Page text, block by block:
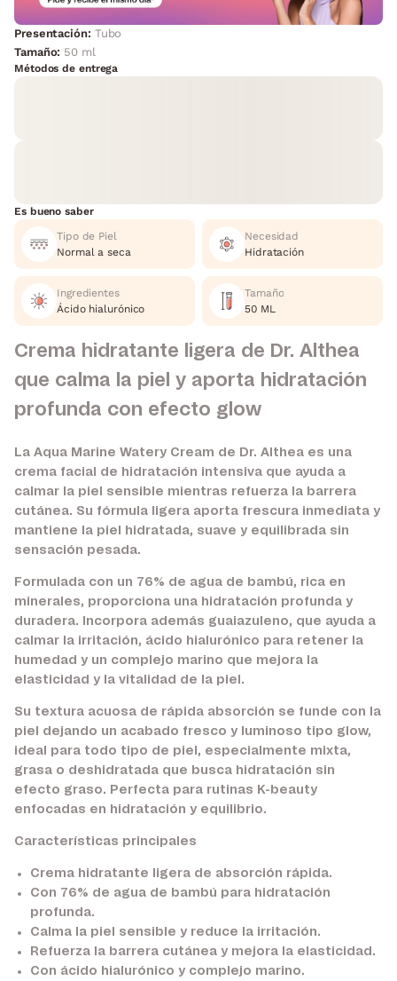
Presentación: Tubo
Tamaño: 50 ml
Métodos de entrega
Es bueno saber
Tipo de Piel
Normal a seca
Necesidad
Hidratación
Ingredientes
Ácido hialurónico
Tamaño
50 ML
Crema hidratante ligera de Dr. Althea
que calma la piel y aporta hidratación
profunda con efecto glow
La Aqua Marine Watery Cream de Dr. Althea es una
crema facial de hidratación intensiva que ayuda a
calmar la piel sensible mientras refuerza la barrera
cutánea. Su fórmula ligera aporta frescura inmediata y
mantiene la piel hidratada, suave y equilibrada sin
sensación pesada.
Formulada con un 76% de agua de bambú, rica en
minerales, proporciona una hidratación profunda y
duradera. Incorpora además guaiazuleno, que ayuda a
calmar la irritación, ácido hialurónico para retener la
humedad y un complejo marino que mejora la
elasticidad y la vitalidad de la piel.
Su textura acuosa de rápida absorción se funde con la
piel dejando un acabado fresco y luminoso tipo glow,
ideal para todo tipo de piel, especialmente mixta,
grasa o deshidratada que busca hidratación sin
efecto graso. Perfecta para rutinas K-beauty
enfocadas en hidratación y equilibrio.
Características principales
Crema hidratante ligera de absorción rápida.
Con 76% de agua de bambú para hidratación
profunda.
Calma la piel sensible y reduce la irritación.
Refuerza la barrera cutánea y mejora la elasticidad.
Con ácido hialurónico y complejo marino.